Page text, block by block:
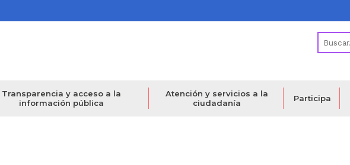
Transparencia y acceso a la
información pública
Atención y servicios a la
ciudadanía
Participa